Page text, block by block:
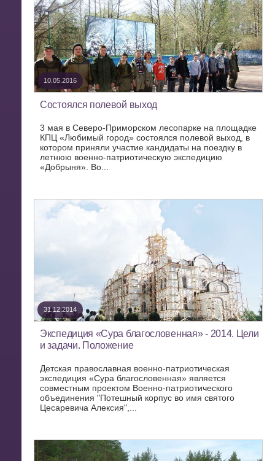
10.05.2016
Состоялся полевой выход
3 мая в Северо-Приморском лесопарке на площадке
КПЦ «Любимый город» состоялся полевой выход, в
котором приняли участие кандидаты на поездку в
летнюю военно-патриотическую экспедицию
«Добрыня». Во...
31.12.2014
Экспедиция «Сура благословенная» - 2014. Цели
и задачи. Положение
Детская православная военно-патриотическая
экспедиция «Сура благословенная» является
совместным проектом Военно-патриотического
объединения "Потешный корпус во имя святого
Цесаревича Алексия",...